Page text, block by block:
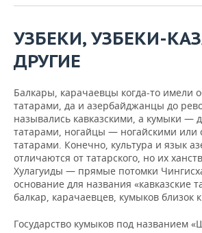
ОТКРЫТАЯ ЛЕКЦИЯ
БАСКЕТБОЛ
ВОЛЕЙБОЛ
КИБЕРСПОРТ
ФИГУРНОЕ КАТАНИЕ
ВОДНЫЕ ВИДЫ СПОРТА
ИНФРАСТРУКТУРА
ИСТОРИЯ
КУЛЬТУРА
МЕДИЦИНА
ОБРАЗОВАНИЕ
СПРАВОЧНИК
СПИСОК ПЕРСОН
СПИСОК КОМПАНИЙ
ПОЛНАЯ ВЕРСИЯ
УЗБЕКИ, УЗБЕКИ-
ДРУГИЕ
Балкары, карачаевцы когда-то имели
татарами, да и азербайджанцы до
назывались кавказскими, а кумыки —
татарами, ногайцы — ногайскими или
татарами. Конечно, культура и язык
отличаются от татарского, но их
Хулагуиды — прямые потомки
основание для названия «кавказские
балкар, карачаевцев, кумыков близок
Государство кумыков под названием